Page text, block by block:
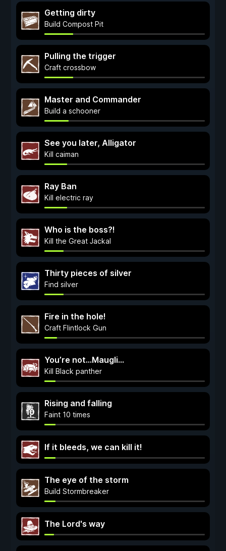
Getting dirty
Build Compost Pit
Pulling the trigger
Craft crossbow
Master and Commander
Build a schooner
See you later, Alligator
Kill caiman
Ray Ban
Kill electric ray
Who is the boss?!
Kill the Great Jackal
Thirty pieces of silver
Find silver
Fire in the hole!
Craft Flintlock Gun
You’re not…Maugli…
Kill Black panther
Rising and falling
Faint 10 times
If it bleeds, we can kill it!
The eye of the storm
Build Stormbreaker
The Lord's way